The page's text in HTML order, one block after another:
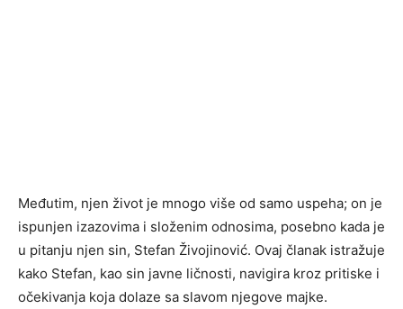
Međutim, njen život je mnogo više od samo uspeha; on je
ispunjen izazovima i složenim odnosima, posebno kada je
u pitanju njen sin, Stefan Živojinović. Ovaj članak istražuje
kako Stefan, kao sin javne ličnosti, navigira kroz pritiske i
očekivanja koja dolaze sa slavom njegove majke.